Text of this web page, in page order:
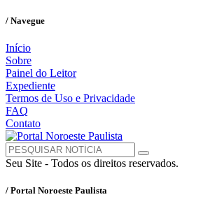
/ Navegue
Início
Sobre
Painel do Leitor
Expediente
Termos de Uso e Privacidade
FAQ
Contato
Seu Site - Todos os direitos reservados.
/ Portal Noroeste Paulista